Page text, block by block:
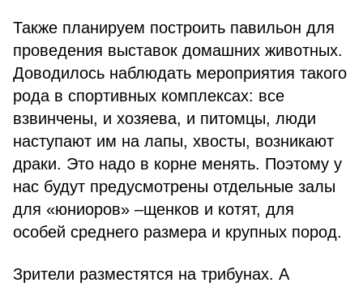
Также планируем построить павильон для
проведения выставок домашних животных.
Доводилось наблюдать мероприятия такого
рода в спортивных комплексах: все
взвинчены, и хозяева, и питомцы, люди
наступают им на лапы, хвосты, возникают
драки. Это надо в корне менять. Поэтому у
нас будут предусмотрены отдельные залы
для «юниоров» –щенков и котят, для
особей среднего размера и крупных пород.
Зрители разместятся на трибунах. А